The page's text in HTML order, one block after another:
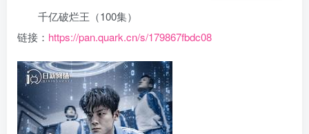
千亿破烂王（100集）
链接： https://pan.quark.cn/s/179867fbdc08